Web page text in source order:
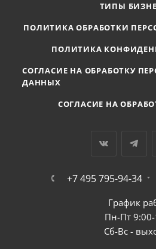
ТИПЫ
ПОЛИТИКА ОБРАБОТКИ
ПОЛИТИКА
СОГЛАСИЕ НА ОБРАБОТКУ
ДАННЫХ
СОГЛАСИЕ НА
+7 495 795-94-34
График
Пн-Пт
Сб-Вс -